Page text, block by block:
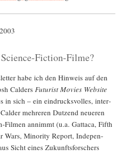
Fiction-Filme?
habe ich den Hin­weis auf den
Cal­ders Futu­rist Movies Web­site
in sich – ein ein­drucks­vol­les, inter­
meh­re­ren Dut­zend neue­ren
Fil­men annimmt (u.a. Gat­ta­ca, Fifth
Wars, Mino­ri­ty Report, Inde­pen­
Sicht eines Zukunfts­for­schers